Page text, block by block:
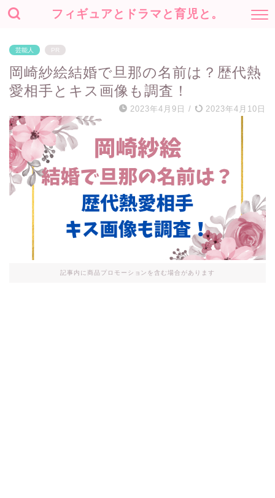
フィギュアとドラマと育児と。
芸能人 PR
岡崎紗絵結婚で旦那の名前は？歴代熱
愛相手とキス画像も調査！
2023年4月9日 / 2023年4月10日
記事内に商品プロモーションを含む場合があります